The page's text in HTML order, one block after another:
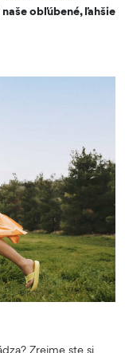
obľúbené, ľahšie
Zrejme ste si